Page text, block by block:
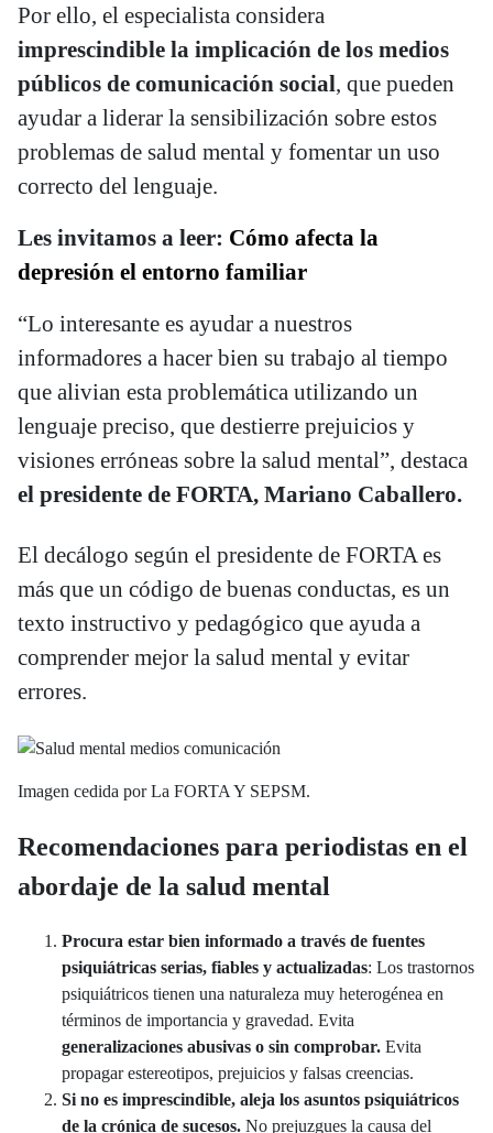
Por ello, el especialista considera
imprescindible la implicación de los medios
públicos de comunicación social, que pueden
ayudar a liderar la sensibilización sobre estos
problemas de salud mental y fomentar un uso
correcto del lenguaje.
Les invitamos a leer: Cómo afecta la
depresión el entorno familiar
“Lo interesante es ayudar a nuestros
informadores a hacer bien su trabajo al tiempo
que alivian esta problemática utilizando un
lenguaje preciso, que destierre prejuicios y
visiones erróneas sobre la salud mental”, destaca
el presidente de FORTA, Mariano Caballero.
El decálogo según el presidente de FORTA es
más que un código de buenas conductas, es un
texto instructivo y pedagógico que ayuda a
comprender mejor la salud mental y evitar
errores.
Imagen cedida por La FORTA Y SEPSM.
Recomendaciones para periodistas en el
abordaje de la salud mental
Procura estar bien informado a través de fuentes
psiquiátricas serias, fiables y actualizadas: Los trastornos
psiquiátricos tienen una naturaleza muy heterogénea en
términos de importancia y gravedad. Evita
generalizaciones abusivas o sin comprobar. Evita
propagar estereotipos, prejuicios y falsas creencias.
Si no es imprescindible, aleja los asuntos psiquiátricos
de la crónica de sucesos. No prejuzgues la causa del